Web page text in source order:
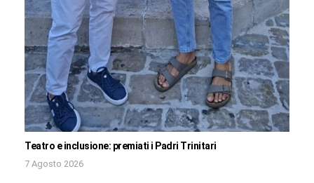
Teatro e inclusione: premiati i Padri Trinitari
7 Agosto 2026